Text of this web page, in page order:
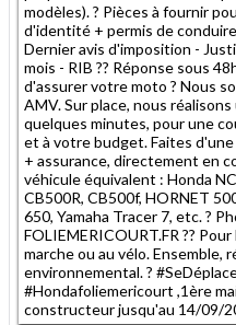
modèles). ? Pièces à fournir
d'identité + permis de
Dernier avis d'imposition -
mois - RIB ?? Réponse sous
d'assurer votre moto ? Nous
AMV. Sur place, nous
quelques minutes, pour une
et à votre budget. Faites
+ assurance, directement en
véhicule équivalent : Honda
CB500R, CB500f, HORNET
650, Yamaha Tracer 7, etc. ?
FOLIEMERICOURT.FR ??
marche ou au vélo. Ensemble,
environnemental. ?
#Hondafoliemericourt ,1ère
constructeur jusqu'au 14/09/